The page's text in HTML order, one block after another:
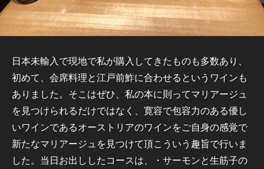
日本未輸入で現地で私が購入してきたものも多数あり、
初めて、会席料理と江戸前鮓に合わせるというワインも
ありました。そこはぜひ、私の本に則ってマリアージュ
を見つけられるだけではなく、寛容で包容力のある優し
いワインであるオーストリアのワインをご自身の感覚で
新たなマリアージュを見つけて頂こういう趣旨で行いま
した。当日お出ししたコースは、・サーモンと生筋子の